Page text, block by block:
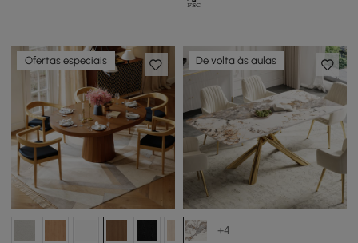
Ofertas especiais De volta às aulas
+4